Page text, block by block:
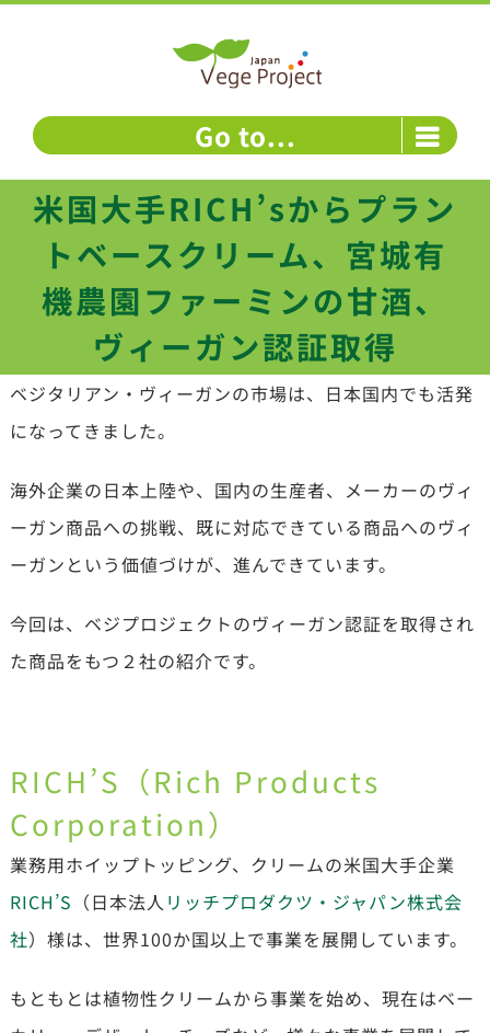
Go to...
米国大手RICH’sからプラン
トベースクリーム、宮城有
機農園ファーミンの甘酒、
ヴィーガン認証取得
ベジタリアン・ヴィーガンの市場は、日本国内でも活発
になってきました。
海外企業の日本上陸や、国内の生産者、メーカーのヴィ
ーガン商品への挑戦、既に対応できている商品へのヴィ
ーガンという価値づけが、進んできています。
今回は、ベジプロジェクトのヴィーガン認証を取得され
た商品をもつ２社の紹介です。
RICH’S（Rich Products
Corporation）
業務用ホイップトッピング、クリームの米国大手企業
RICH’S （日本法人 リッチプロダクツ・ジャパン株式会
社）様は、世界100か国以上で事業を展開しています。
もともとは植物性クリームから事業を始め、現在はベー